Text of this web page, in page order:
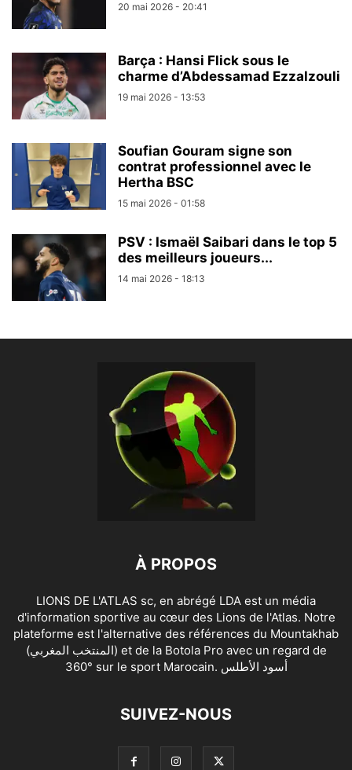
20 mai 2026 - 20:41
Barça : Hansi Flick sous le
charme d’Abdessamad Ezzalzouli
19 mai 2026 - 13:53
Soufian Gouram signe son
contrat professionnel avec le
Hertha BSC
15 mai 2026 - 01:58
PSV : Ismaël Saibari dans le top 5
des meilleurs joueurs...
14 mai 2026 - 18:13
À PROPOS
LIONS DE L'ATLAS sc, en abrégé LDA est un média
d'information sportive au cœur des Lions de l'Atlas. Notre
plateforme est l'alternative des références du Mountakhab
(المنتخب المغربي) et de la Botola Pro avec un regard de
360° sur le sport Marocain. أسود الأطلس
SUIVEZ-NOUS